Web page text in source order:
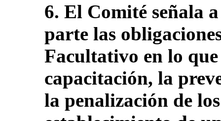
6. El Comité señala
parte las
Facultativo en lo
capacitación, la
la penalización de